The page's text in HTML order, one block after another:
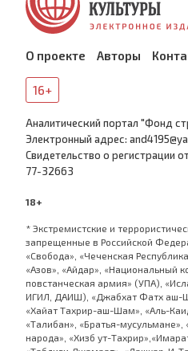
О проекте Авторы
16+
Аналитический портал "Фонд
Электронный адрес:
Cвидетельство о регистрации
77-32663
18+
* Экстремистские и
запрещенные в Российской
«Свобода», «Чеченская
«Азов», «Айдар», «Национальный
повстанческая армия» (УПА),
ИГИЛ, ДАИШ), «Джабхат Фатх аш-
«Хайат Тахрир-аш-Шам», «Аль-
«Талибан», «Братья-
народа», «Хизб ут-